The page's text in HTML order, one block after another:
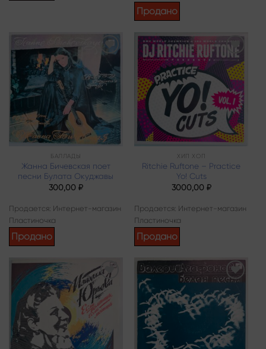
Продано
Add to
wishlist
БАЛЛАДЫ
Жанна Бичевская поет
песни Булата Окуджавы
300,00 ₽
Продается: Интернет-магазин
Пластиночка
Продано
Add to
wishlist
ХИП ХОП
Ritchie Ruftone – Practice
Yo! Cuts
3000,00 ₽
Продается: Интернет-магазин
Пластиночка
Продано
Add to
wishlist
Add to
wishlist